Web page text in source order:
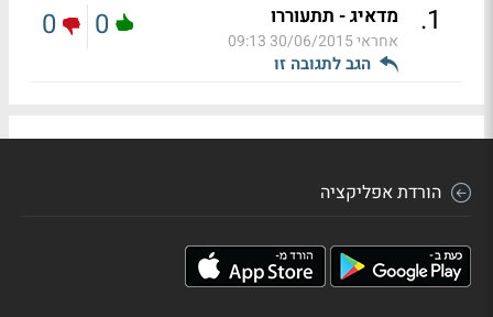
1
. מדאיג - תתעוררו
אחראי30/06/2015 09:13
הגב לתגובה זו
0
0
הורדת אפליקציה